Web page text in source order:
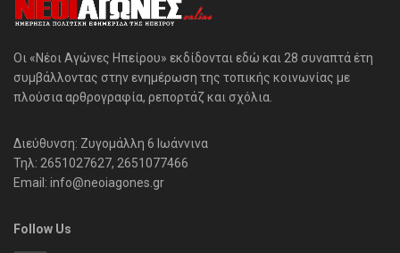
Οι «Νέοι Αγώνες Ηπείρου» εκδίδονται εδώ και 28 συναπτά έτη
συμβάλλοντας στην ενημέρωση της τοπικής κοινωνίας με
πλούσια αρθρογραφία, ρεπορτάζ και σχόλια.
Διεύθυνση: Ζυγομάλλη 6 Ιωάννινα
Τηλ: 2651027627, 2651077466
Email: info@neoiagones.gr
Follow Us